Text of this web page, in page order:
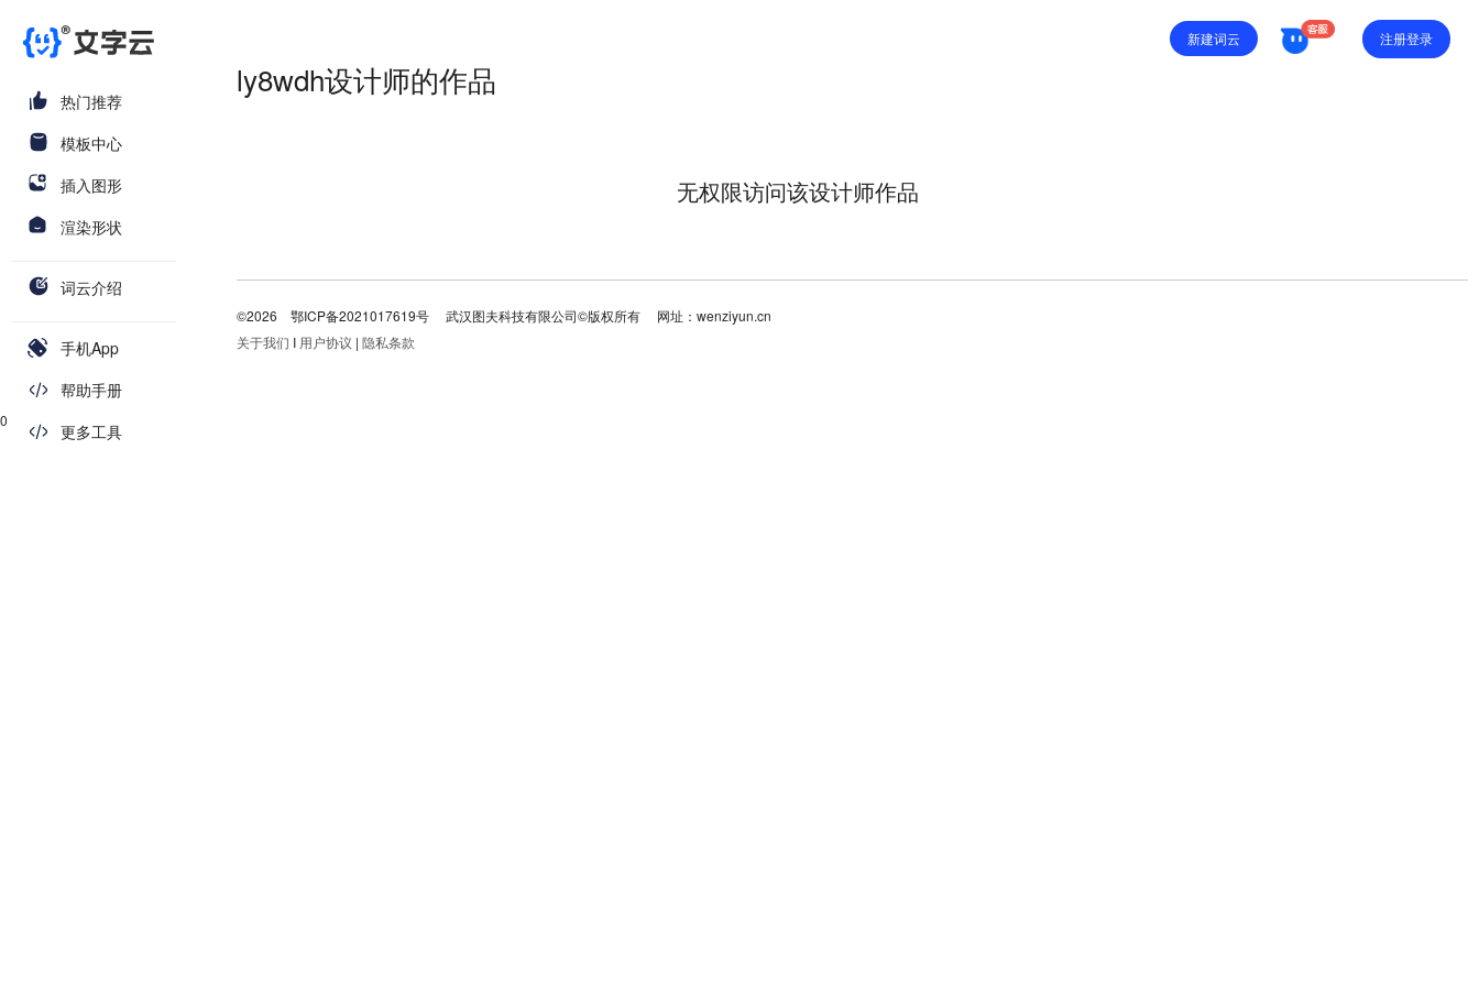
新建词云 注册登录
热门推荐
模板中心
插入图形
渲染形状
词云介绍
手机App
帮助手册
更多工具
ly8wdh设计师的作品
无权限访问该设计师作品
©2026 鄂ICP备2021017619号 武汉图夫科技有限公司©版权所有 网址：wenziyun.cn
关于我们 I 用户协议 | 隐私条款
0